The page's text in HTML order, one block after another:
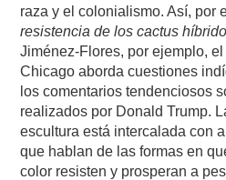
raza y el colonialismo. Así, por
resistencia de los cactus
Jiménez-Flores, por ejemplo,
Chicago aborda cuestiones
los comentarios tendenciosos
realizados por Donald Trump.
escultura está intercalada con
que hablan de las formas en
color resisten y prosperan a